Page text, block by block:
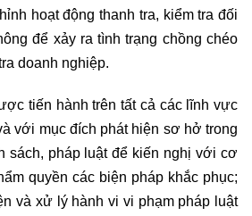
hoạt động thanh tra, kiểm tra đối
để xảy ra tình trạng chồng chéo
doanh nghiệp.
tiến hành trên tất cả các lĩnh vực
với mục đích phát hiện sơ hở trong
sách, pháp luật để kiến nghị với cơ
quyền các biện pháp khắc phục;
và xử lý hành vi vi phạm pháp luật